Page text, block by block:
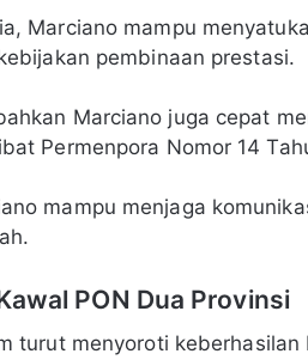
Marciano mampu
pembinaan prestasi.
Marciano juga cepat
Permenpora Nomor 14
mampu menjaga
PON Dua Provinsi
turut menyoroti